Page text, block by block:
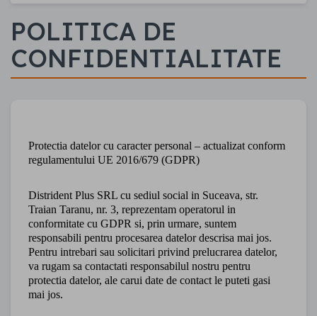
POLITICA DE
CONFIDENTIALITATE
Protectia datelor cu caracter personal – actualizat conform
regulamentului UE 2016/679 (GDPR)
Distrident Plus SRL cu sediul social in Suceava, str.
Traian Taranu, nr. 3, reprezentam operatorul in
conformitate cu GDPR si, prin urmare, suntem
responsabili pentru procesarea datelor descrisa mai jos.
Pentru intrebari sau solicitari privind prelucrarea datelor,
va rugam sa contactati responsabilul nostru pentru
protectia datelor, ale carui date de contact le puteti gasi
mai jos.